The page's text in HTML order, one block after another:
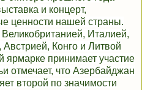
и концерт,
ценности нашей страны.
Италией,
Конго и Литвой
принимает участие
отмечает, что Азербайджан
второй по значимости